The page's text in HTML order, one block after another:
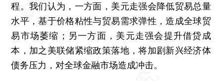
程。我们认为，一方面，美元走强会降低贸易总量
水平，基于价格粘性与贸易需求弹性，造成全球贸
易市场萎缩；另一方面，美元走强会提升借贷成
本，加之美联储紧缩政策落地，将加剧新兴经济体
债务压力，对全球金融市场造成冲击。